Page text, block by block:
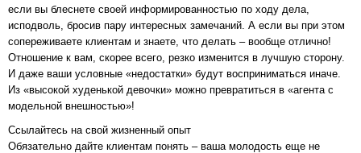
если вы блеснете своей информированностью по ходу дела,
исподволь, бросив пару интересных замечаний. А если вы при этом
сопереживаете клиентам и знаете, что делать – вообще отлично!
Отношение к вам, скорее всего, резко изменится в лучшую сторону.
И даже ваши условные «недостатки» будут восприниматься иначе.
Из «высокой худенькой девочки» можно превратиться в «агента с
модельной внешностью»!
Ссылайтесь на свой жизненный опыт
Обязательно дайте клиентам понять – ваша молодость еще не